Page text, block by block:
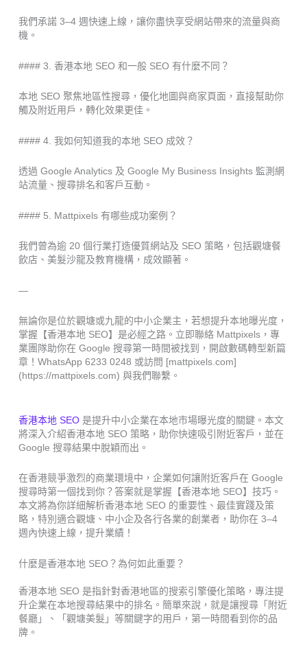
我們承諾 3–4 週快速上線，讓你盡快享受網站帶來的流量與商
機。
#### 3. 香港本地 SEO 和一般 SEO 有什麼不同？
本地 SEO 聚焦地區性搜尋，優化地圖與商家頁面，直接幫助你
觸及附近用戶，轉化效果更佳。
#### 4. 我如何知道我的本地 SEO 成效？
透過 Google Analytics 及 Google My Business Insights 監測網
站流量、搜尋排名和客戶互動。
#### 5. Mattpixels 有哪些成功案例？
我們曾為逾 20 個行業打造優質網站及 SEO 策略，包括觀塘餐
飲店、美髮沙龍及教育機構，成效顯著。
—
無論你是位於觀塘或九龍的中小企業主，若想提升本地曝光度，
掌握【香港本地 SEO】是必經之路。立即聯絡 Mattpixels，專
業團隊助你在 Google 搜尋第一時間被找到，開啟數碼轉型新篇
章！WhatsApp 6233 0248 或訪問 [mattpixels.com]
(https://mattpixels.com) 與我們聯繫。
香港本地 SEO 是提升中小企業在本地市場曝光度的關鍵。本文
將深入介紹香港本地 SEO 策略，助你快速吸引附近客戶，並在
Google 搜尋結果中脫穎而出。
在香港競爭激烈的商業環境中，企業如何讓附近客戶在 Google
搜尋時第一個找到你？答案就是掌握【香港本地 SEO】技巧。
本文將為你詳細解析香港本地 SEO 的重要性、最佳實踐及策
略，特別適合觀塘、中小企及各行各業的創業者，助你在 3–4
週內快速上線，提升業績！
什麼是香港本地 SEO？為何如此重要？
香港本地 SEO 是指針對香港地區的搜索引擎優化策略，專注提
升企業在本地搜尋結果中的排名。簡單來說，就是讓搜尋「附近
餐廳」、「觀塘美髮」等關鍵字的用戶，第一時間看到你的品
牌。